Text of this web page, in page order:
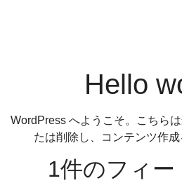
Hello
WordPress へようこそ。こちら
たは削除し、コンテンツ作成
1件のフィー